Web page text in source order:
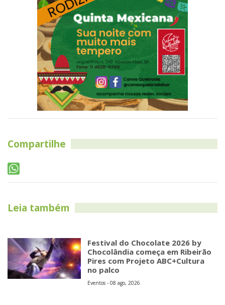
Compartilhe
Leia também
Festival do Chocolate 2026 by
Chocolândia começa em Ribeirão
Pires com Projeto ABC+Cultura
no palco
Eventos - 08 ago, 2026